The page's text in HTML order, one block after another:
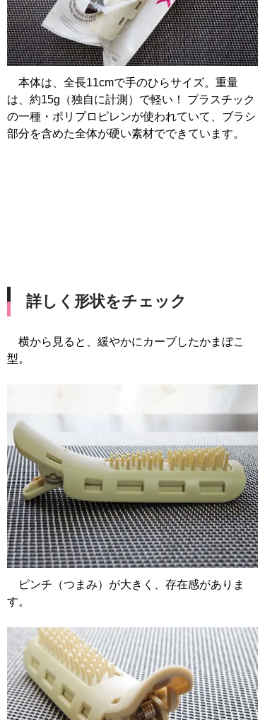
本体は、全長11cmで手のひらサイズ。重量
は、約15g（独自に計測）で軽い！ プラスチック
の一種・ポリプロピレンが使われていて、ブラシ
部分を含めた全体が硬い素材でできています。
詳しく形状をチェック
横から見ると、緩やかにカーブしたかまぼこ
型。
ピンチ（つまみ）が大きく、存在感がありま
す。